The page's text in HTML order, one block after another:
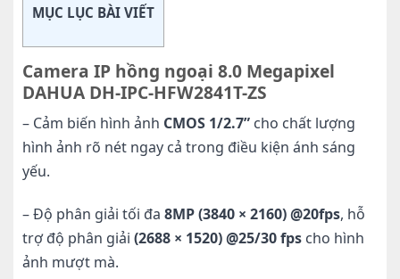
MỤC LỤC BÀI VIẾT
Camera IP hồng ngoại 8.0 Megapixel
DAHUA DH-IPC-HFW2841T-ZS
– Cảm biến hình ảnh CMOS 1/2.7”cho chất lượng
hình ảnh rõ nét ngay cả trong điều kiện ánh sáng
yếu.
– Độ phân giải tối đa 8MP (3840 × 2160) @20fps, hỗ
trợ độ phân giải (2688 × 1520) @25/30 fpscho hình
ảnh mượt mà.